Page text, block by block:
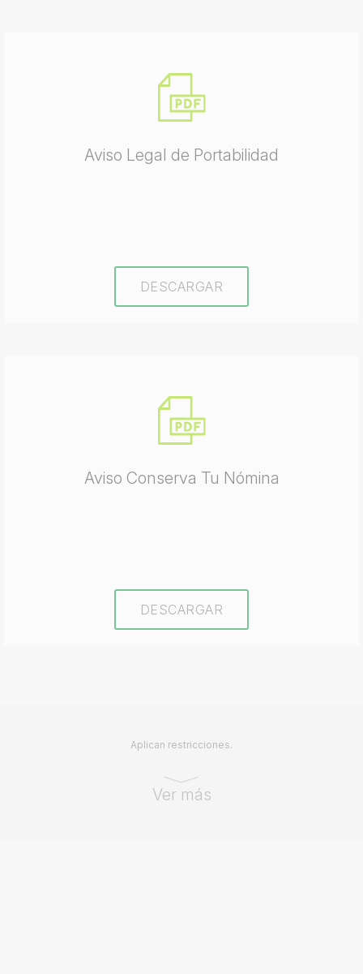
Aviso Legal de Portabilidad
DESCARGAR
Aviso Conserva Tu Nómina
DESCARGAR
Aplican restricciones.
Ver más